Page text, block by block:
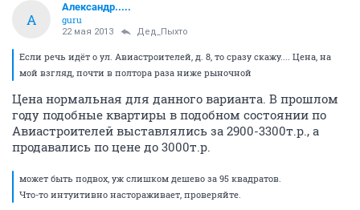
А
Александр.....
guru
22 мая 2013 Дед_Пыхто
Если речь идёт о ул. Авиастроителей, д. 8, то сразу скажу.... Цена, на
мой взгляд, почти в полтора раза ниже рыночной
Цена нормальная для данного варианта. В прошлом
году подобные квартиры в подобном состоянии по
Авиастроителей выставлялись за 2900-3300т.р., а
продавались по цене до 3000т.р.
может быть подвох, уж слишком дешево за 95 квадратов.
Что-то интуитивно настораживает, проверяйте.